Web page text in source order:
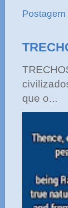
Postagem
que o...